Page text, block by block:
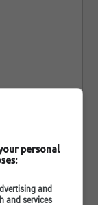
personal
and
and services